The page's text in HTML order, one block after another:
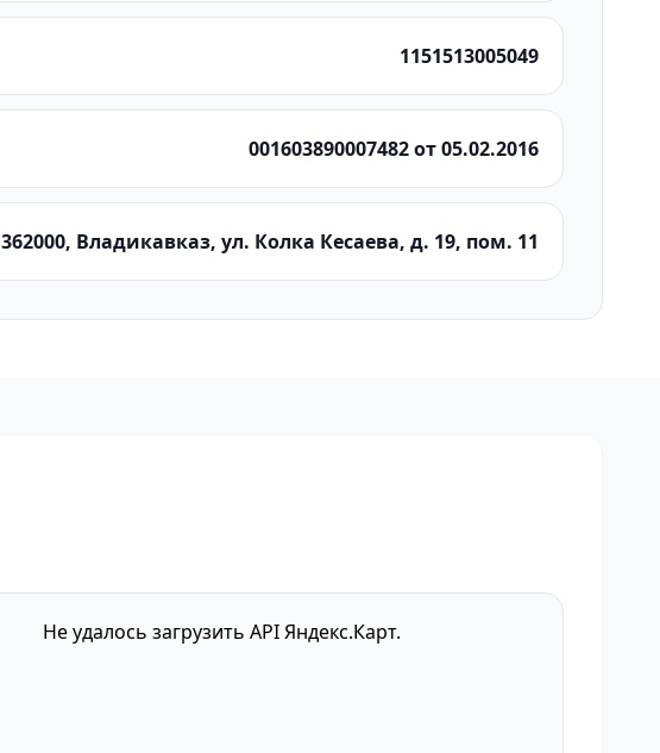
1151513005049
001603890007482 от 05.02.2016
362000, Владикавказ, ул. Колка Кесаева, д. 19, пом. 11
Не удалось загрузить API Яндекс.Карт.